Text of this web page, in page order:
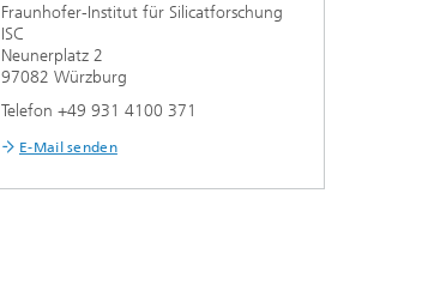
Fraunhofer-Institut für Silicatforschung
ISC
Neunerplatz 2
97082 Würzburg
Telefon +49 931 4100 371
E-Mail senden